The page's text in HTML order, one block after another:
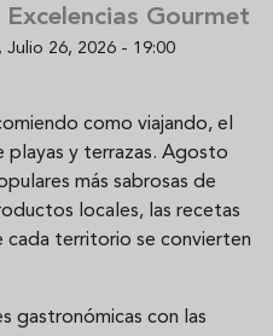
Excelencias Gourmet
26, 2026 - 19:00
como viajando, el
playas y terrazas. Agosto
más sabrosas de
locales, las recetas
cada territorio se convierten
gastronómicas con las